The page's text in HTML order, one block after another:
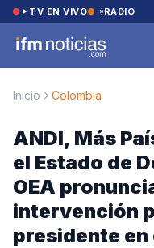
Saltar al contenido
TV EN VIVO RADIO
Inicio Colombia
ANDI, Más
el Estado de
OEA
intervención
presidente